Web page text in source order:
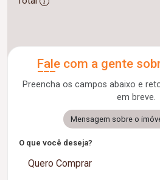
Fale com a gente
Preencha os campos abaixo e
em breve.
Mensagem sobre o
O que você deseja?
Quero Comprar